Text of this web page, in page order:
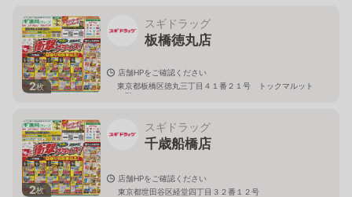
2枚
スギドラッグ
板橋徳丸店
店舗HPをご確認ください
東京都板橋区徳丸三丁目４１番２１号 トックマルット
１階
2枚
スギドラッグ
千歳船橋店
店舗HPをご確認ください
東京都世田谷区経堂四丁目３２番１２号